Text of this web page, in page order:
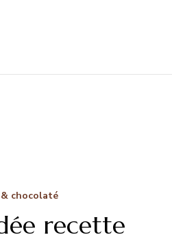
& chocolaté
recette